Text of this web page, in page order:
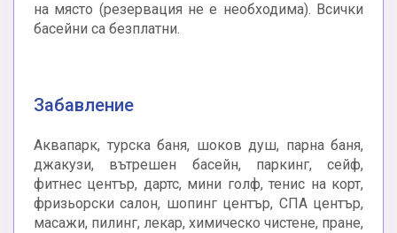
на място (резервация не е необходима). Всички
басейни са безплатни.
Забавление
Аквапарк, турска баня, шоков душ, парна баня,
джакузи, вътрешен басейн, паркинг, сейф,
фитнес център, дартс, мини голф, тенис на корт,
фризьорски салон, шопинг център, СПА център,
масажи, пилинг, лекар, химическо чистене, пране,